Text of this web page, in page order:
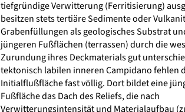
tiefgründige Verwitterung (Ferritisierung)
besitzen stets tertiäre Sedimente oder
Grabenfüllungen als geologisches Substrat
jüngeren Fußflächen (terrassen) durch die
Zurundung ihres Deckmaterials gut
tektonisch labilen inneren Campidano fehlen
Initialflußfläche fast völlig. Dort bildet eine
Fußfläche das Dach des Reliefs, die nach
Verwitterungsintensität und Materialaufbau